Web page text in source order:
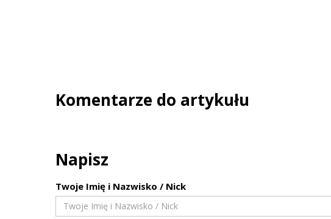
Komentarze do artykułu
Napisz
Twoje Imię i Nazwisko / Nick